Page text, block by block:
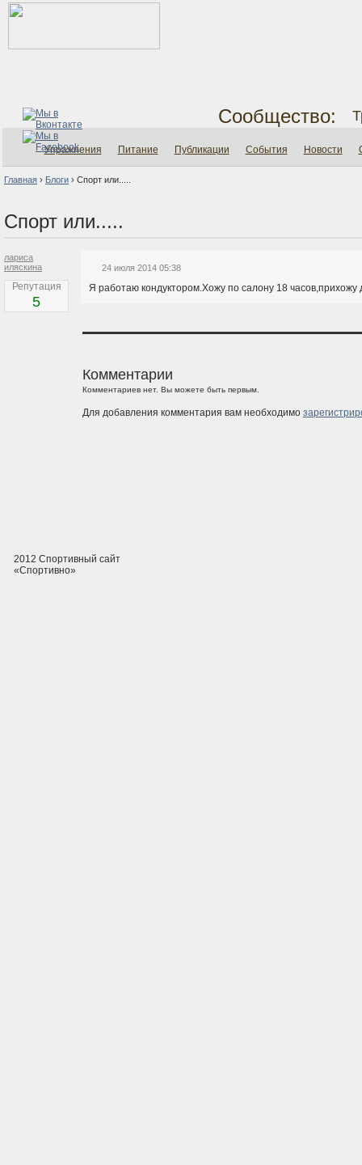
Сообщество:
Упражнения Питание Публикации События Новости
Главная › Блоги › Спорт или.....
Спорт или.....
лариса
иляскина
Репутация
5
24 июля 2014 05:38
Я работаю кондуктором.Хожу по салону 18
Комментарии
Комментариев нет. Вы можете быть первым.
Для добавления комментария вам необходимо
2012 Спортивный сайт
«Спортивно»